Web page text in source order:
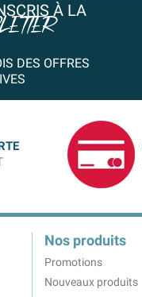
À LA
DES OFFRES
Nos produits
Promotions
Nouveaux produits